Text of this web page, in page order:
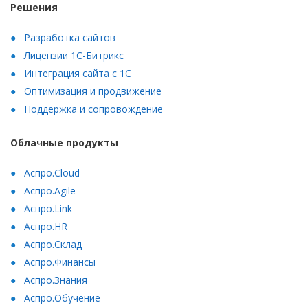
Решения
Разработка сайтов
Лицензии 1С-Битрикс
Интеграция сайта с 1С
Оптимизация и продвижение
Поддержка и сопровождение
Облачные продукты
Аспро.Cloud
Аспро.Agile
Аспро.Link
Аспро.HR
Аспро.Склад
Аспро.Финансы
Аспро.Знания
Аспро.Обучение